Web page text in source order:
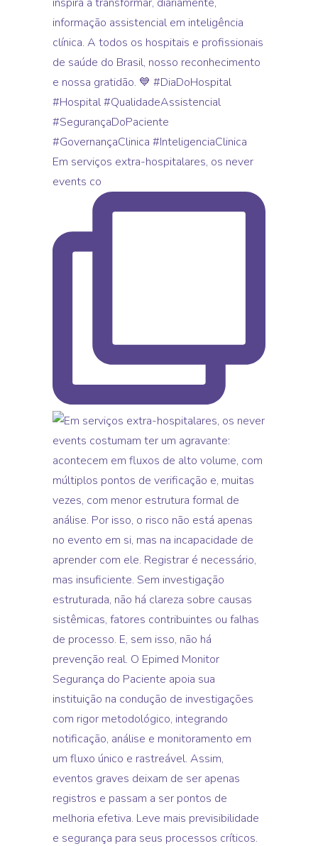
Em serviços extra-hospitalares, os never
events co